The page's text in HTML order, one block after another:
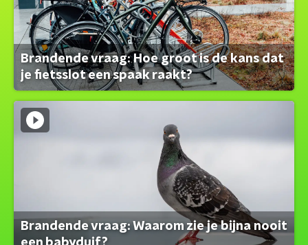
Brandende vraag: Hoe groot is de kans dat
je fietsslot een spaak raakt?
Brandende vraag: Waarom zie je bijna nooit